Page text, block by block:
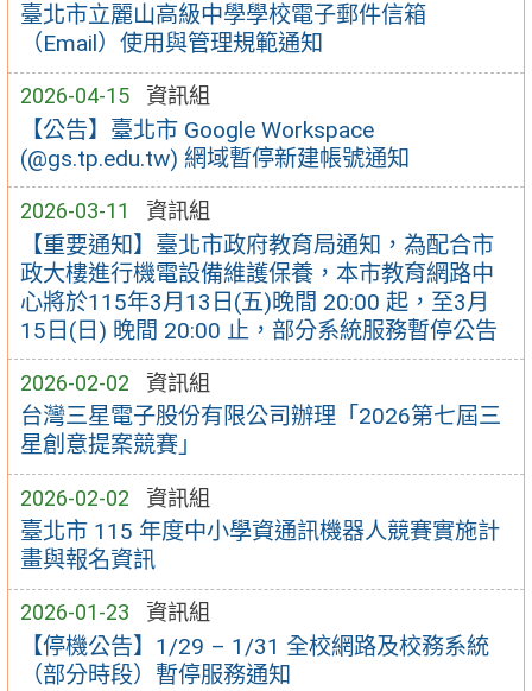
臺北市立麗山高級中學學校電子郵件信箱
（Email）使用與管理規範通知
2026-04-15 資訊組
【公告】臺北市 Google Workspace
(@gs.tp.edu.tw) 網域暫停新建帳號通知
2026-03-11 資訊組
【重要通知】臺北市政府教育局通知，為配合市
政大樓進行機電設備維護保養，本市教育網路中
心將於115年3月13日(五)晚間 20:00 起，至3月
15日(日) 晚間 20:00 止，部分系統服務暫停公告
2026-02-02 資訊組
台灣三星電子股份有限公司辦理「2026第七屆三
星創意提案競賽」
2026-02-02 資訊組
臺北市 115 年度中小學資通訊機器人競賽實施計
畫與報名資訊
2026-01-23 資訊組
【停機公告】1/29 – 1/31 全校網路及校務系統
（部分時段）暫停服務通知